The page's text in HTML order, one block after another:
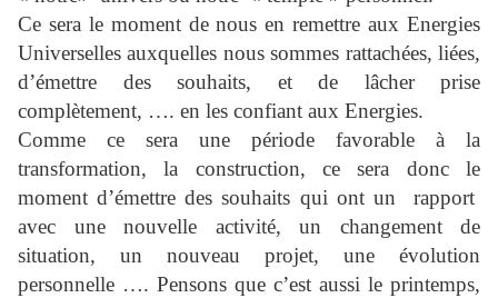
Ce sera le moment de nous en remettre aux Energies
Universelles auxquelles nous sommes rattachées, liées,
d’émettre des souhaits, et de lâcher prise
complètement, …. en les confiant aux Energies.
Comme ce sera une période favorable à la
transformation, la construction, ce sera donc le
moment d’émettre des souhaits qui ont un rapport
avec une nouvelle activité, un changement de
situation, un nouveau projet, une évolution
personnelle …. Pensons que c’est aussi le printemps,